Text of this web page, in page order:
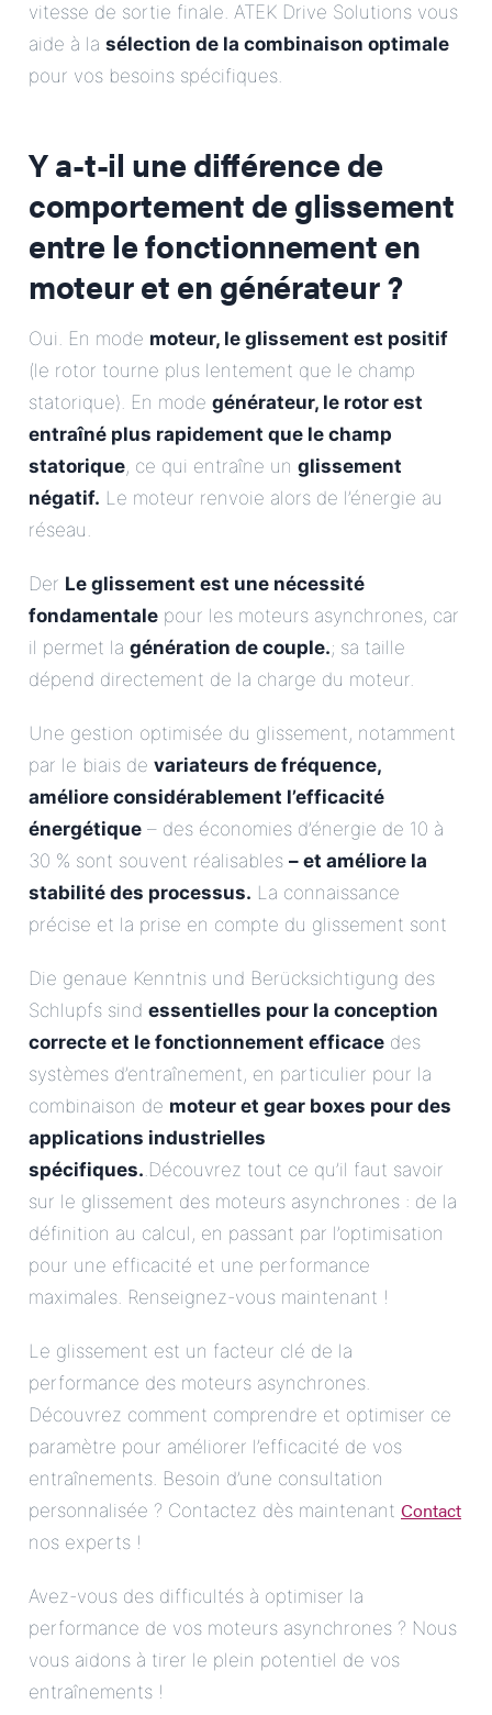
vitesse de sortie finale. ATEK Drive Solutions vous
aide à la sélection de la combinaison optimale
pour vos besoins spécifiques.
Y a-t-il une différence de
comportement de glissement
entre le fonctionnement en
moteur et en générateur ?
Oui. En mode moteur, le glissement est positif
(le rotor tourne plus lentement que le champ
statorique). En mode générateur, le rotor est
entraîné plus rapidement que le champ
statorique, ce qui entraîne un glissement
négatif. Le moteur renvoie alors de l’énergie au
réseau.
Der Le glissement est une nécessité
fondamentale pour les moteurs asynchrones, car
il permet la génération de couple.; sa taille
dépend directement de la charge du moteur.
Une gestion optimisée du glissement, notamment
par le biais de variateurs de fréquence,
améliore considérablement l’efficacité
énergétique – des économies d’énergie de 10 à
30 % sont souvent réalisables – et améliore la
stabilité des processus. La connaissance
précise et la prise en compte du glissement sont
Die genaue Kenntnis und Berücksichtigung des
Schlupfs sind essentielles pour la conception
correcte et le fonctionnement efficace des
systèmes d’entraînement, en particulier pour la
combinaison de moteur et gear boxes pour des
applications industrielles
spécifiques..Découvrez tout ce qu’il faut savoir
sur le glissement des moteurs asynchrones : de la
définition au calcul, en passant par l’optimisation
pour une efficacité et une performance
maximales. Renseignez-vous maintenant !
Le glissement est un facteur clé de la
performance des moteurs asynchrones.
Découvrez comment comprendre et optimiser ce
paramètre pour améliorer l’efficacité de vos
entraînements. Besoin d’une consultation
personnalisée ? Contactez dès maintenant Contact
nos experts !
Avez-vous des difficultés à optimiser la
performance de vos moteurs asynchrones ? Nous
vous aidons à tirer le plein potentiel de vos
entraînements !